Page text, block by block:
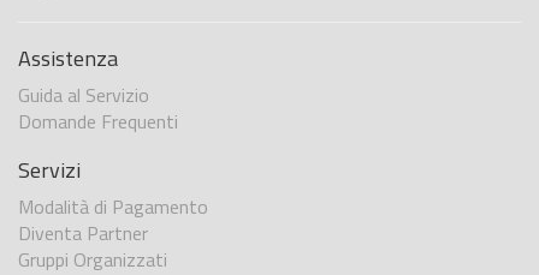
Assistenza
Guida al Servizio
Domande Frequenti
Servizi
Modalità di Pagamento
Diventa Partner
Gruppi Organizzati